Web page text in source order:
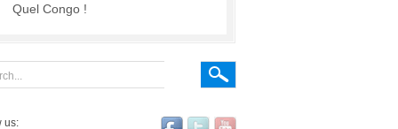
Quel Congo !
us: